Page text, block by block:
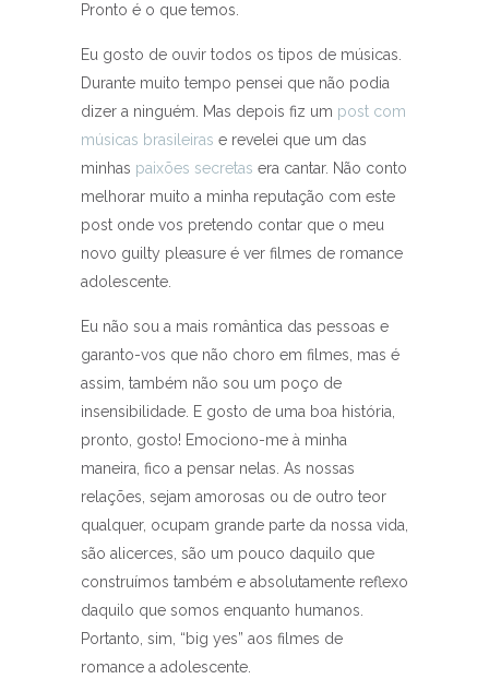
Pronto é o que temos.
Eu gosto de ouvir todos os tipos de músicas.
Durante muito tempo pensei que não podia
dizer a ninguém. Mas depois fiz um post com
músicas brasileiras e revelei que um das
minhas paixões secretas era cantar. Não conto
melhorar muito a minha reputação com este
post onde vos pretendo contar que o meu
novo guilty pleasure é ver filmes de romance
adolescente.
Eu não sou a mais romântica das pessoas e
garanto-vos que não choro em filmes, mas é
assim, também não sou um poço de
insensibilidade. E gosto de uma boa história,
pronto, gosto! Emociono-me à minha
maneira, fico a pensar nelas. As nossas
relações, sejam amorosas ou de outro teor
qualquer, ocupam grande parte da nossa vida,
são alicerces, são um pouco daquilo que
construímos também e absolutamente reflexo
daquilo que somos enquanto humanos.
Portanto, sim, “big yes” aos filmes de
romance a adolescente.